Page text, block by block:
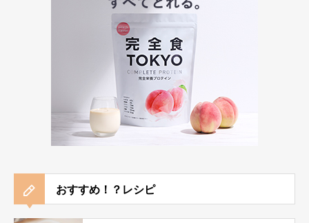
おすすめ！？レシピ